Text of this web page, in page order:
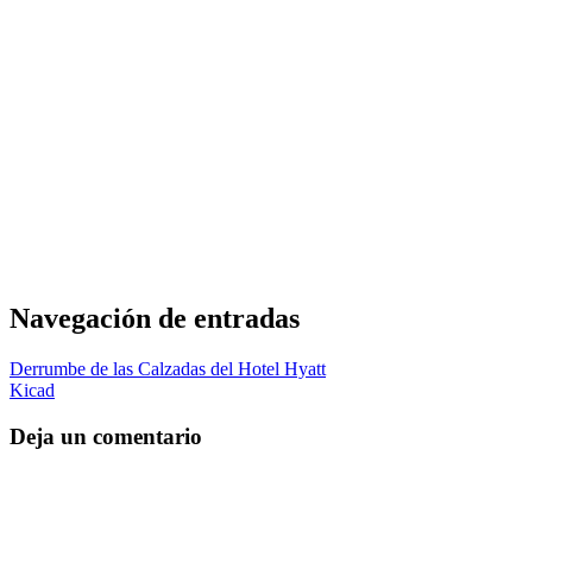
Navegación de entradas
Derrumbe de las Calzadas del Hotel Hyatt
Kicad
Deja un comentario